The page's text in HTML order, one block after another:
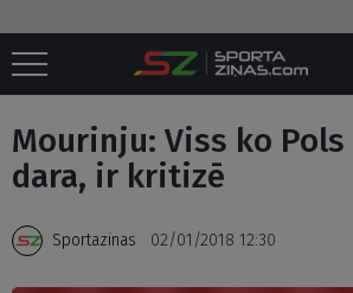
Sākums / Anglija / Mourinju: Viss ko
Mourinju: Viss ko Pols
dara, ir kritizē
Sportazinas 02/01/2018 12:30